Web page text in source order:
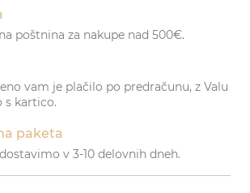
poštnina za nakupe nad 500€.
vam je plačilo po predračunu, z Valu
s kartico.
paketa
v 3-10 delovnih dneh.